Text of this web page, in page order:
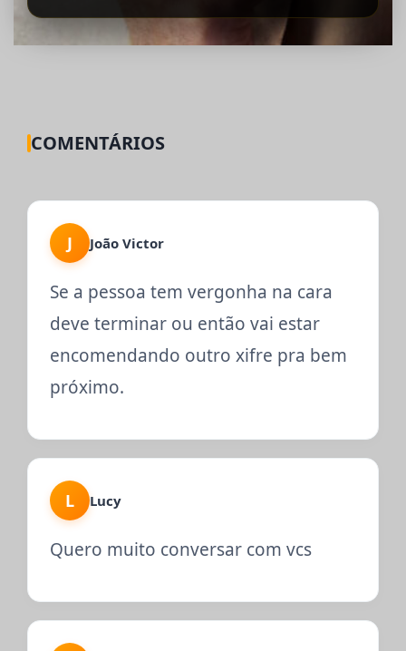
COMENTÁRIOS
J João Victor
Se a pessoa tem vergonha na cara
deve terminar ou então vai estar
encomendando outro xifre pra bem
próximo.
L Lucy
Quero muito conversar com vcs